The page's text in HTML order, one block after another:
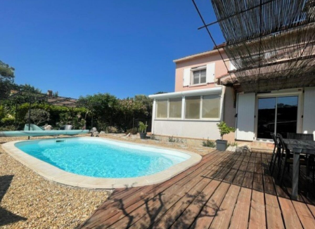
Connexion
Identifiant
Mot de passe